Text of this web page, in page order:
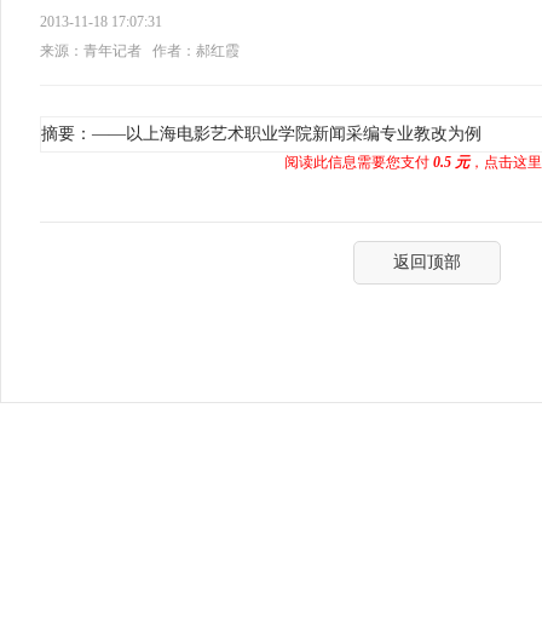
2013-11-18 17:07:31
来源：青年记者
作者：郝红霞
摘要：——以上海电影艺术职业学院新闻采编专业教改为例
阅读此信息需要您支付 0.5 元，点击这
返回顶部